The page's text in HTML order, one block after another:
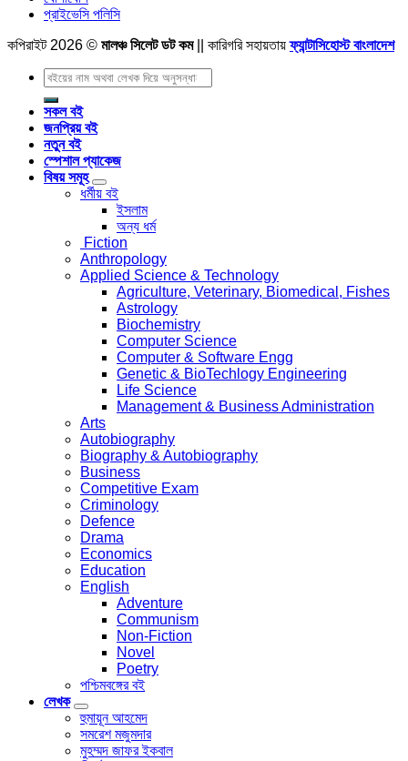
প্রাইভেসি পলিসি
কপিরাইট 2026 © মালঞ্চ সিলেট ডট কম|| কারিগরি সহায়তায়ফ্যান্টাসিহোস্ট বাংলাদেশ
Search
for:
সকল বই
জনপ্রিয় বই
নতুন বই
স্পেশাল প্যাকেজ
বিষয় সমূহ
ধর্মীয় বই
ইসলাম
অন্য ধর্ম
Fiction
Anthropology
Applied Science & Technology
Agriculture, Veterinary, Biomedical, Fishes
Astrology
Biochemistry
Computer Science
Computer & Software Engg
Genetic & BioTechlogy Engineering
Life Science
Management & Business Administration
Arts
Autobiography
Biography & Autobiography
Business
Competitive Exam
Criminology
Defence
Drama
Economics
Education
English
Adventure
Communism
Non-Fiction
Novel
Poetry
পশ্চিমবঙ্গের বই
লেখক
হুমায়ূন আহমেদ
সমরেশ মজুমদার
মুহম্মদ জাফর ইকবাল